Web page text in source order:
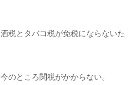
税とタバコ税が免税にならないた
のところ関税がかからない。